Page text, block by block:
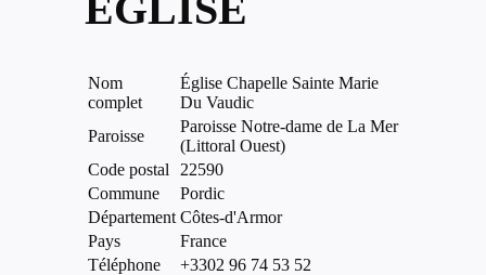
Nom
complet
Église Chapelle Sainte Marie
Du Vaudic
Paroisse
Paroisse Notre-dame de La Mer
(Littoral Ouest)
Code postal
22590
Commune
Pordic
Département Côtes-d'Armor
Pays
France
Téléphone
+3302 96 74 53 52